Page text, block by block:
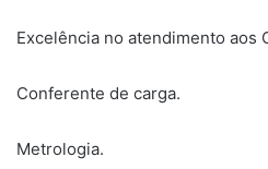
Excelência no atendimento aos
Conferente de carga.
Metrologia.